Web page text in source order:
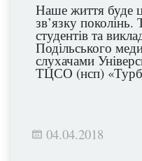
Наше життя буде
зв’язку поколінь.
студентів та
Подільського
слухачами
ТЦСО (нсп)
04.04.2018